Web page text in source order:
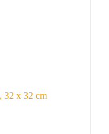
32 x 32 cm